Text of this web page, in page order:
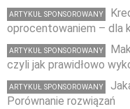
ARTYKUŁ SPONSOROWANY
oprocentowaniem – dla
ARTYKUŁ SPONSOROWANY
czyli jak prawidłowo
ARTYKUŁ SPONSOROWANY
Porównanie rozwiązań